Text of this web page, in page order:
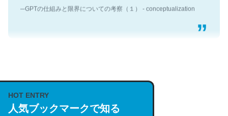
─GPTの仕組みと限界についての考察（１） - conceptualization
説してる記事が少ないので貴重な良記事。/続編来た
https://isobe324649.hatenablog.com/entry/2023/03/27
/064121
HOT ENTRY
人気ブックマークで知る